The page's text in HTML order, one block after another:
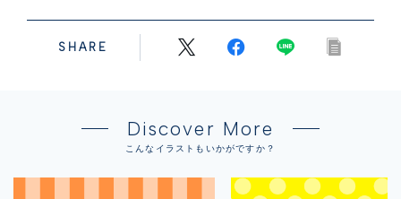
SHARE
Discover More
こんなイラストもいかがですか？